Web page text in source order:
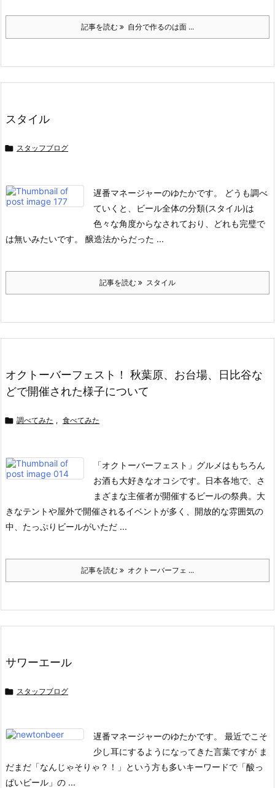
記事を読む 自分で作るのは面 ...
スタイル
 スタッフブログ
遅番マネージャーのゆたかです。
どうも調べ
ていくと、ビール全体の分類(スタイル)は
色々な角度からなされており、どれも完璧で
は無いみたいです。
醸造法からだった ...
記事を読む スタイル
オクトーバーフェスト！ 秋葉原、お台場、日比谷な
どで開催された様子について
 調べてみた , 食べてみた
「オクトーバーフェスト」グルメはもちろん
お酒も大好きなオコシです。
日本各地で、さ
まざまな主催者が開催するビールの祭典。 大
きなテントや屋外で開催されるイベントが多く、開放的な雰囲気の
中、たっぷりビールがいただ ...
記事を読む オクトーバーフェ ...
サワーエール
 スタッフブログ
遅番マネージャーのゆたかです。
最近でこそ
少し耳にするようになってきた言葉ですが ま
だまだ「なんじゃそりゃ？！」という方も多いキーワードで「酸っ
ぱいビール」の ...